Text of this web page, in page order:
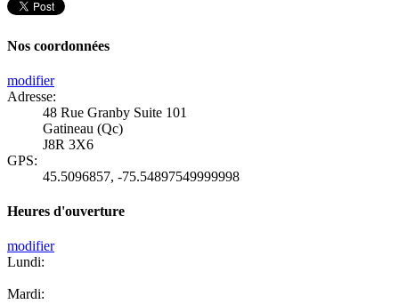
Nos coordonnées
modifier
Adresse:
48 Rue Granby Suite 101
Gatineau (Qc)
J8R 3X6
GPS:
45.5096857, -75.54897549999998
Heures d'ouverture
modifier
Lundi:
Mardi: